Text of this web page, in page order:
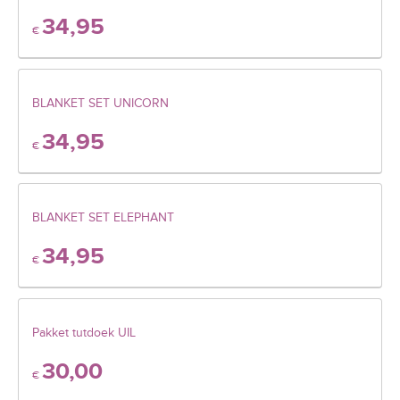
€ 34,95
BLANKET SET UNICORN
€ 34,95
BLANKET SET ELEPHANT
€ 34,95
Pakket tutdoek UIL
€ 30,00